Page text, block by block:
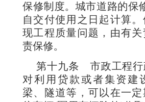
保修制度。城市道路的保
自交付使用之日起计算
现工程质量问题，由有关
责保修。
第十九条 市政工程
对利用贷款或者集资建
梁、隧道等，可以在一